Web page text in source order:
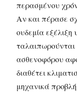
περασμένου
Αν και πέρασε
ουδεμία εξέλιξη
ασθενοφόρου
διαθέτει
μηχανικά